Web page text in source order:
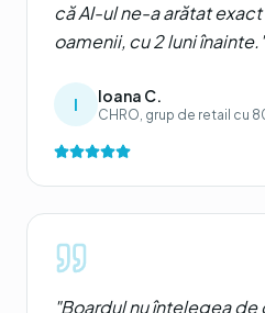
că AI-ul ne-a arătat
oamenii, cu 2 luni înainte."
I Ioana C.
CHRO, grup de retail cu
"Boardul nu înțelegea